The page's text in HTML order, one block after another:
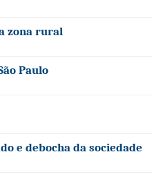
zona rural
Paulo
e debocha da sociedade